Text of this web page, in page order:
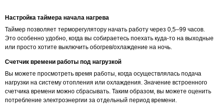
Настройка таймера начала нагрева
Таймер позволяет терморегулятору начать работу через 0,5–99 часов.
Это особенно удобно, когда вы собираетесь поехать куда-то на выходные
или просто хотите выключить обогрев/охлаждение на ночь.
Счетчик времени работы под нагрузкой
Вы можете просмотреть время работы, когда осуществлялась подача
нагрузки на систему отопления или охлаждения. Значение встроенного
счетчика времени можно сбрасывать. Таким образом, вы можете оценить
потребление электроэнергии за отдельный период времени.